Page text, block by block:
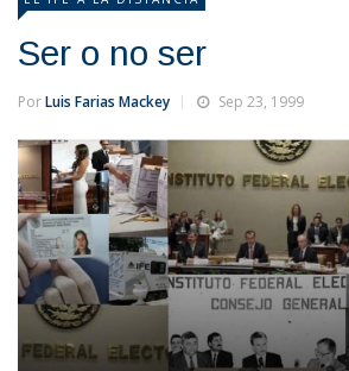
Ser o no ser
PorLuis Farias Mackey Sep 23, 1999